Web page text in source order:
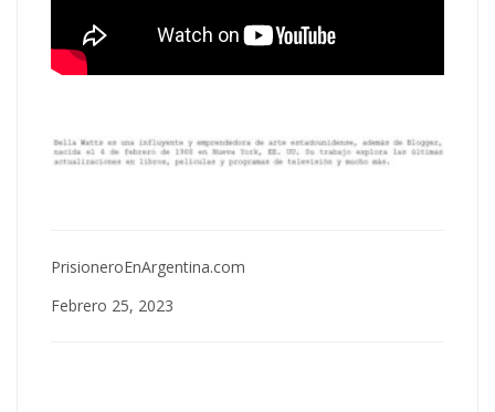
PrisioneroEnArgentina.com
Febrero 25, 2023